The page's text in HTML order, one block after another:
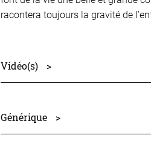
racontera toujours la gravité de
Vidéo(s) >
Générique >